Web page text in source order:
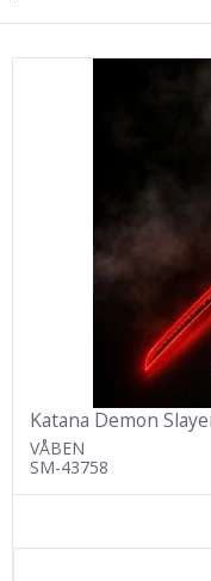
Katana Demon
VÅBEN
SM-43758